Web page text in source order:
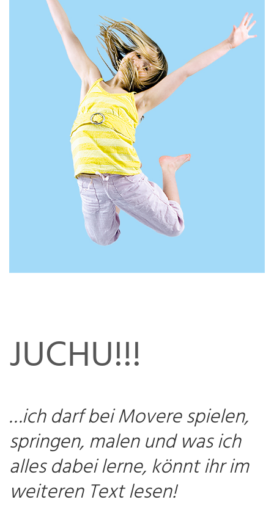
JUCHU!!!
…ich darf bei Movere spielen,
springen, malen und was ich
alles dabei lerne, könnt ihr im
weiteren Text lesen!